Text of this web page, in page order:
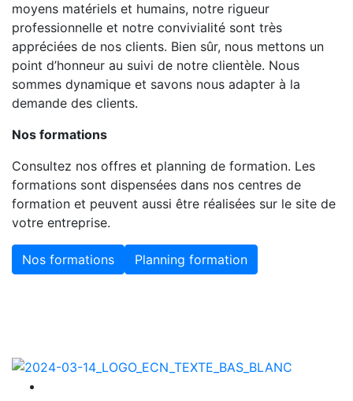
moyens matériels et humains, notre rigueur
professionnelle et notre convivialité sont très
appréciées de nos clients. Bien sûr, nous mettons un
point d’honneur au suivi de notre clientèle. Nous
sommes dynamique et savons nous adapter à la
demande des clients.
Nos formations
Consultez nos offres et planning de formation. Les
formations sont dispensées dans nos centres de
formation et peuvent aussi être réalisées sur le site de
votre entreprise.
Nos formations Planning formation